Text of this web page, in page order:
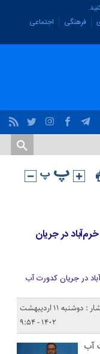
فرهنگی
اجتماعی
شرب خرم‌آباد در جریان
تاریخ انتشار : دوشنبه ۱۱ اردیبهشت
۱۴۰۲ - ۹:۵۴
آب